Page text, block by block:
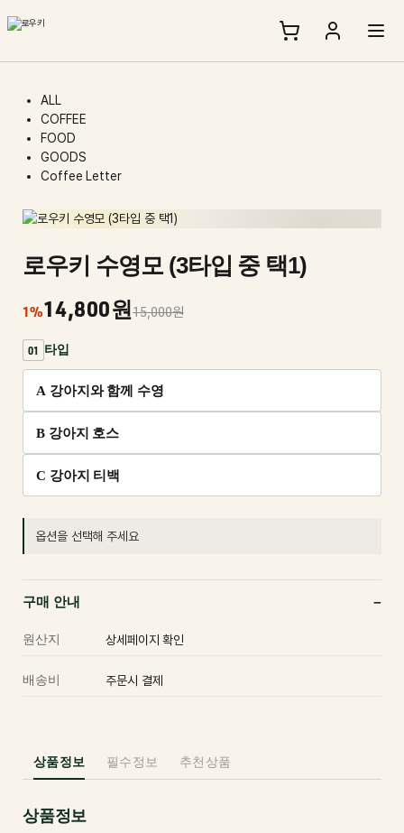
ALL
COFFEE
FOOD
GOODS
Coffee Letter
로우키 수영모 (3타입 중 택1)
1%14,800원15,000원
01 타입
A 강아지와 함께 수영
B 강아지 호스
C 강아지 티백
옵션을 선택해 주세요
타입
구매 안내
원산지 상세페이지 확인
배송비 주문시 결제
상품정보 필수정보 추천상품
상품정보